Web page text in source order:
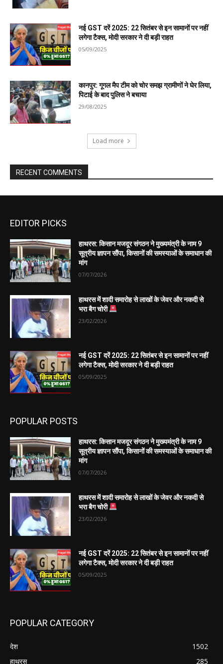
EDITOR PICKS
हाथरस: किसान मजदूर संगठन ने मुख्यमंत्री के नाम 9
सूत्रीय ज्ञापन सौंपा, किसानों की समस्याओं के समाधान की
मांग
07/07/2026
हाथरस में शादी समारोह से लाखों के जेवर और नकदी से
भरा बैग चोरी
23/02/2026
नई GST दरें 2025: 22 सितंबर से इन सामानों पर नहीं
लगेगा टैक्स, मोदी सरकार ने दी बड़ी राहत
05/09/2025
POPULAR POSTS
हाथरस: किसान मजदूर संगठन ने मुख्यमंत्री के नाम 9
सूत्रीय ज्ञापन सौंपा, किसानों की समस्याओं के समाधान की
मांग
07/07/2026
हाथरस में शादी समारोह से लाखों के जेवर और नकदी से
भरा बैग चोरी
23/02/2026
नई GST दरें 2025: 22 सितंबर से इन सामानों पर नहीं
लगेगा टैक्स, मोदी सरकार ने दी बड़ी राहत
05/09/2025
POPULAR CATEGORY
देश
1502
हाथरस
285